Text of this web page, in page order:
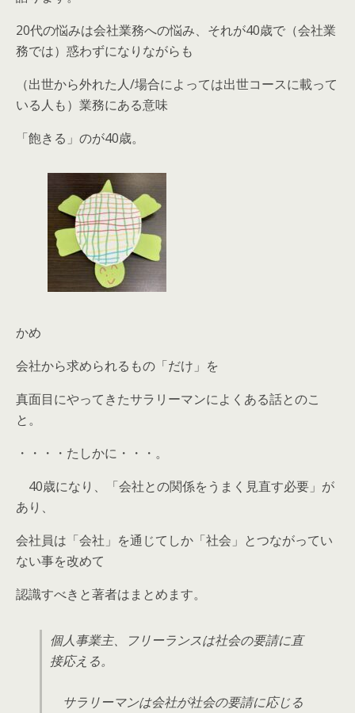
20代の悩みは会社業務への悩み、それが40歳で（会社業
務では）惑わずになりながらも
（出世から外れた人/場合によっては出世コースに載って
いる人も）業務にある意味
「飽きる」のが40歳。
かめ
会社から求められるもの「だけ」を
真面目にやってきたサラリーマンによくある話とのこ
と。
・・・・たしかに・・・。
40歳になり、「会社との関係をうまく見直す必要 」が
あり、
会社員は「会社」 を通じてしか「社会 」とつながってい
ない事を改めて
認識すべきと著者はまとめます。
個人事業主、フリーランスは社会の要請に直
接応える。
サラリーマンは会社が社会の要請に応じる